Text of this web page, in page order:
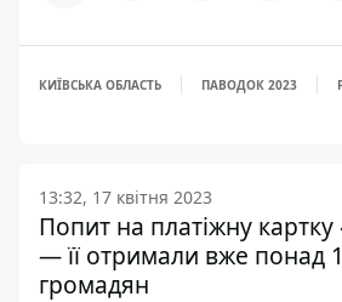
КИЇВСЬКА ОБЛАСТЬ ПАВОДОК 2023
13:32, 17 квітня 2023
Попит на платіжну картку
— її отримали вже понад
громадян